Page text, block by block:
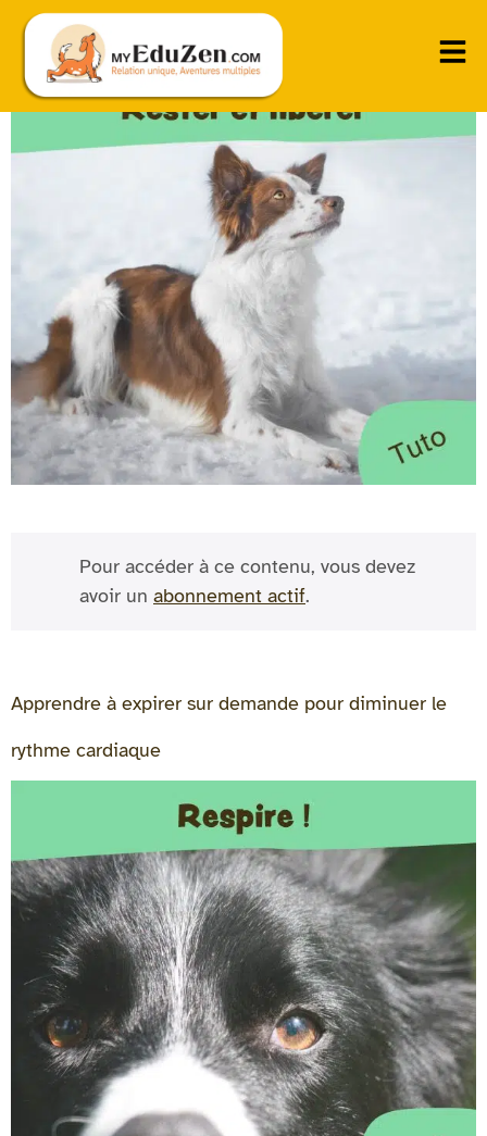
Le “tu restes” appris correctement
Pour accéder à ce contenu, vous devez
avoir un abonnement actif.
Apprendre à expirer sur demande pour diminuer le
rythme cardiaque